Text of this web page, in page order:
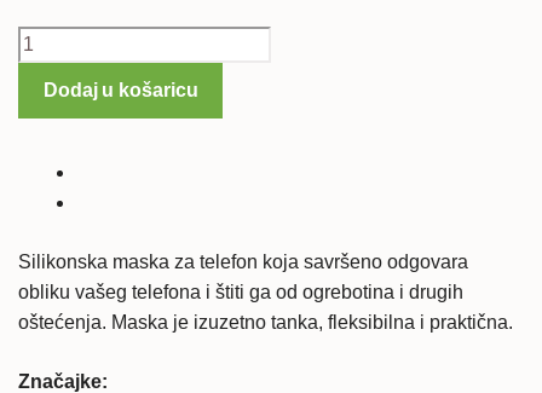
je:
11,99 €.
Sony
količina
Dodaj u košaricu
Silikonska maska za telefon koja savršeno odgovara
obliku vašeg telefona i štiti ga od ogrebotina i drugih
oštećenja. Maska je izuzetno tanka, fleksibilna i praktična.
Značajke: